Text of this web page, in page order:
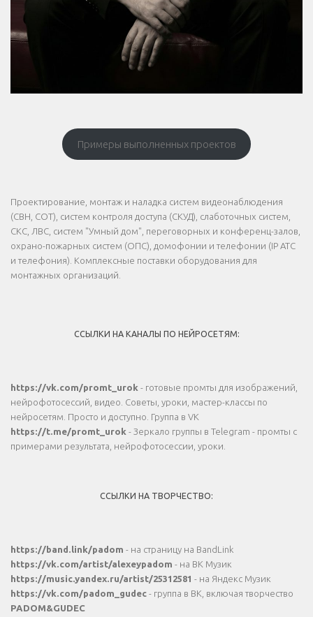
Примеры выполненных проектов
Проектирование, монтаж и наладка систем видеонаблюдения
(СВН, СОТ), систем контроля доступа (СКУД), слаботочных систем,
СКС, ЛВС, систем "Умный дом", переговорных и конференц-залов,
охрано-пожарных систем (ОПС), домофонии и телефонии (IP АТС
и телефония). Комплексные поставки оборудования для
монтажных организаций.
ССЫЛКИ НА КАНАЛЫ ПО НЕЙРОСЕТЯМ:
https://vk.com/promt_urok - готовые промты для изображений,
нейрофотосессий, видео. Советы, уроки, мастер-классы по
нейросетям. Просто и доступно. Группа в VK
https://t.me/promt_urok - Зеркало группы в Telegram - промты с
примерами результата, нейрофотосессии, уроки.
ССЫЛКИ НА ТВОРЧЕСТВО:
https://band.link/padom - на страницу на BandLink
https://vk.com/artist/alexeypadom - на ВК Музик
https://music.yandex.ru/artist/25312581 - на Яндекс Музик
https://vk.com/padom_gudec - группа в ВК, включая творчество
PADOM&GUDEC